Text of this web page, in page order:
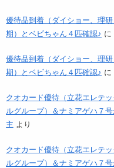
優待品到着（ダイショー、理
期）とベビちゃん４匹確認♪ に
優待品到着（ダイショー、理
期）とベビちゃん４匹確認♪ に
クオカード優待（立花エレテ
ルグループ）＆ナミアゲハ７
主 より
クオカード優待（立花エレテ
ルグループ）＆ナミアゲハ７